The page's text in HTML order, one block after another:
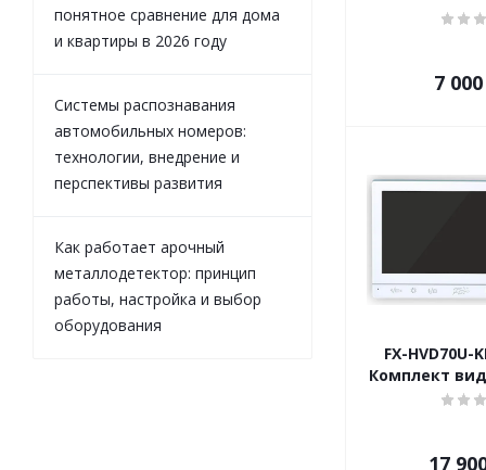
7 000
FX-HVD70U-
Комплект
17
понятное сравнение для дома
и квартиры в 2026 году
Системы распознавания
автомобильных номеров:
технологии, внедрение и
перспективы развития
Как работает арочный
металлодетектор: принцип
работы, настройка и выбор
оборудования